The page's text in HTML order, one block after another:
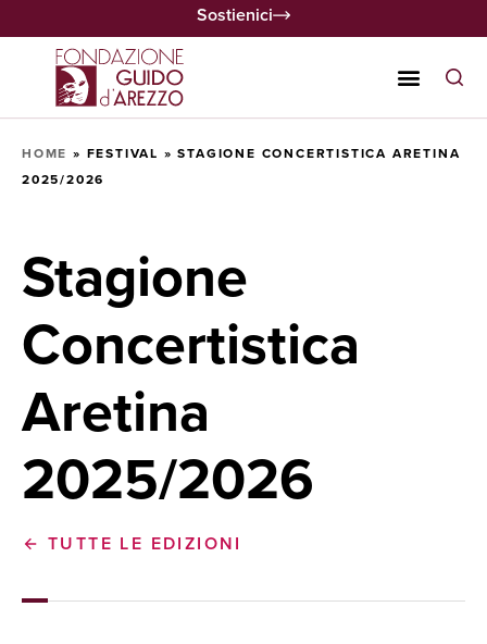
Sostienici
HOME » FESTIVAL »STAGIONE CONCERTISTICA ARETINA
2025/2026
Stagione
Concertistica
Aretina
2025/2026
TUTTE LE EDIZIONI